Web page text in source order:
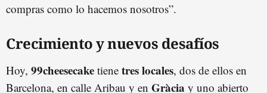
compras como lo hacemos nosotros”.
Crecimiento y nuevos desafíos
Hoy, 99cheesecake tiene tres locales, dos de ellos en
Barcelona, en calle Aribau y en Gràcia y uno abierto